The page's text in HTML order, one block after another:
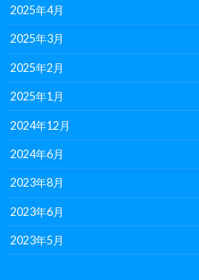
2025年4月
2025年3月
2025年2月
2025年1月
2024年12月
2024年6月
2023年8月
2023年6月
2023年5月